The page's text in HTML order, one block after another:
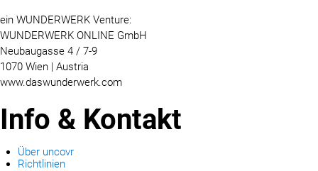
ein WUNDERWERK Venture:
WUNDERWERK ONLINE GmbH
Neubaugasse 4 / 7-9
1070 Wien | Austria
www.daswunderwerk.com
Info & Kontakt
Über uncovr
Richtlinien